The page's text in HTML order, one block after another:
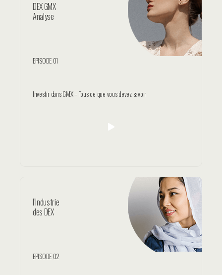
DEX GMX
Analyse
EPISODE 01
Investir dans GMX – Tous ce que vous devez savoir
l’Industrie
des DEX
EPISODE 02